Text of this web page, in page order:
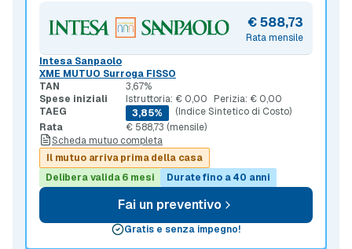
Rata mensile
€ 588,73
Intesa Sanpaolo
XME MUTUO Surroga FISSO
TAN
3,67%
Spese iniziali
Istruttoria: € 0,00
Perizia: € 0,00
TAEG
3,85%
(Indice Sintetico di Costo)
Rata
€ 588,73 (mensile)
Scheda mutuo completa
Il mutuo arriva prima della casa
Delibera valida 6 mesi
Durate fino a 40 anni
Fai un preventivo
Gratis e senza impegno!